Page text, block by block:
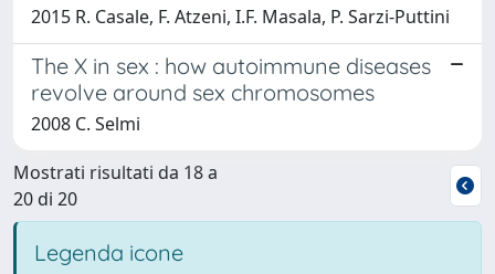
2015 R. Casale, F. Atzeni, I.F. Masala, P. Sarzi-Puttini
The X in sex : how autoimmune diseases
revolve around sex chromosomes
2008 C. Selmi
Mostrati risultati da 18 a
20 di 20
Legenda icone